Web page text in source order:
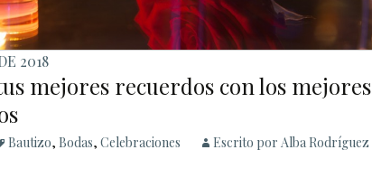
2018
mejores recuerdos con los mejores
Bautizo, Bodas, Celebraciones Escrito por Alba Rodríguez